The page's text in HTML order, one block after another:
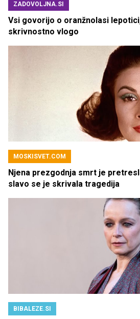
ZADOVOLJNA.SI
Vsi govorijo o oranžnolasi
skrivnostno vlogo
MOSKISVET.COM
Njena prezgodnja smrt je
slavo se je skrivala tragedija
BIBALEZE.SI